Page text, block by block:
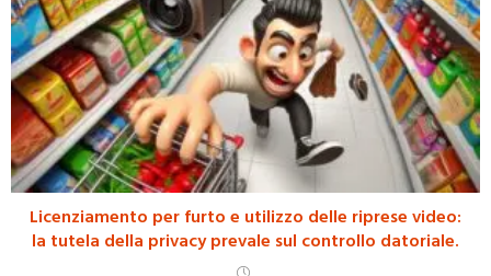
Licenziamento per furto e utilizzo delle riprese video:
la tutela della privacy prevale sul controllo datoriale.